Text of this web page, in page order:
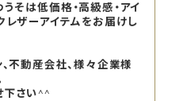
そは低価格・高級感・アイ
レザーアイテムをお届けし
不動産会社、様々企業様
さい^^